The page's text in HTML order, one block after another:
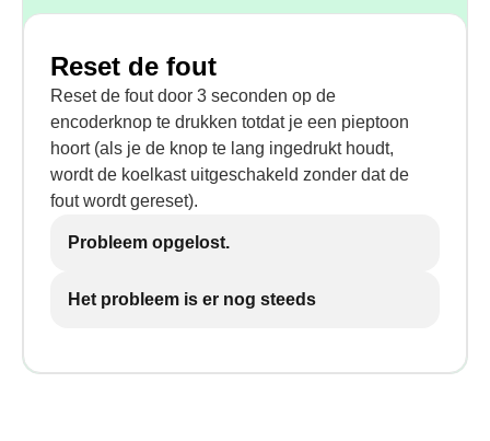
Reset de fout
Reset de fout door 3 seconden op de
encoderknop te drukken totdat je een pieptoon
hoort (als je de knop te lang ingedrukt houdt,
wordt de koelkast uitgeschakeld zonder dat de
fout wordt gereset).
Probleem opgelost.
Het probleem is er nog steeds